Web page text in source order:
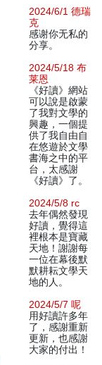
2024/6/1 德瑞
克
感谢你无私的
分享。
2024/5/18 布
莱恩
《好讀》網站
可以說是啟蒙
了我對文學的
興趣，一個提
供了我自由自
在悠遊於文學
書海之中的平
台，太感謝
《好讀》了。
2024/5/8 rc
去年偶然發現
好讀，覺得這
裡根本是寶藏
天地！謝謝每
一位在幕後默
默耕耘文學天
地的人。
2024/5/7 呢
用好讀許多年
了，感謝重新
更新，也感謝
大家的付出！